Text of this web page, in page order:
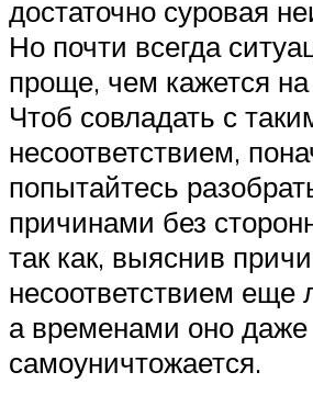
достаточно суровая
Но почти всегда
проще, чем кажется
Чтоб совладать с
несоответствием,
попытайтесь
причинами без
так как, выяснив
несоответствием еще
а временами оно даже
самоуничтожается.